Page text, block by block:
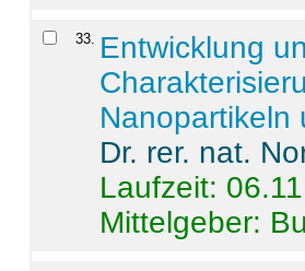
33. Entwicklung
Nanopartikeln
Dr. rer. nat.
Laufzeit:
Mittelgeber: